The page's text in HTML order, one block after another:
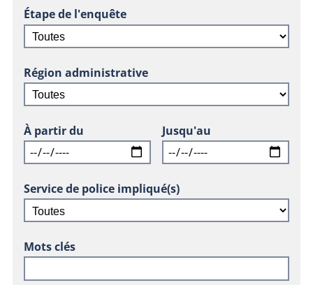
Étape de l'enquête
Région administrative
À partir du Jusqu'au
Service de police impliqué(s)
Mots clés